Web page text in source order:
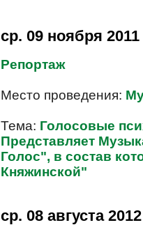
ср. 09 ноября 2011
Репортаж
Место проведения:
Тема: Голосовые
Представляет
Голос", в состав
Княжинской"
ср. 08 августа 2012